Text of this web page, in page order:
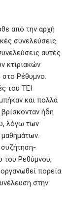
από την αρχή
συνελεύσεις
αυτές
κτιριακών
στο Ρέθυμνο.
του ΤΕΙ
και πολλά
ήδη
λόγω των
του Ρεθύμνου,
πορεία
στην